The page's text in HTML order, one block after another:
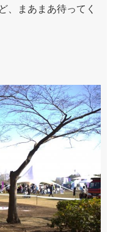
、まあまあ待ってく